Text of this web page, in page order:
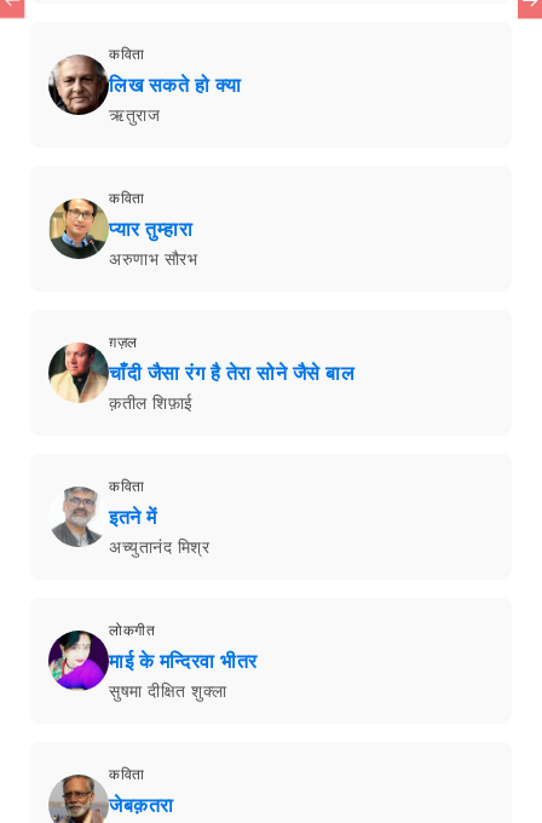
कविता
लिख सकते हो क्या
ऋतुराज
कविता
प्यार तुम्हारा
अरुणाभ सौरभ
ग़ज़ल
चाँदी जैसा रंग है तेरा सोने जैसे बाल
क़तील शिफ़ाई
कविता
इतने में
अच्युतानंद मिश्र
लोकगीत
माई के मन्दिरवा भीतर
सुषमा दीक्षित शुक्ला
कविता
जेबक़तरा